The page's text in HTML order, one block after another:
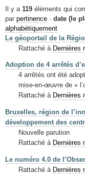
Etudes et publications
Mots-clés
Renseignements
Il y a 119 éléments qui
par pertinence · date (le
alphabétiquement
Le géoportail de la
Rattaché à Dernières
Adoption de 4 arrêtés
4 arrêtés ont été
mise-en-œuvre de «
Rattaché à Dernières
Bruxelles, région de
développement des
Nouvelle parution
Rattaché à Dernières
Le numéro 4.0 de
Rattaché à Dernières